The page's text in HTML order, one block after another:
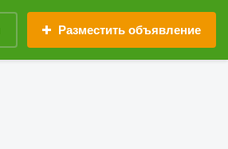
Разместить объявление